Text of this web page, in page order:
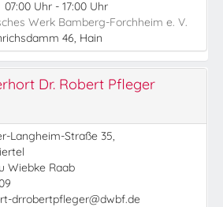
07:00 Uhr - 17:00 Uhr
Werk Bamberg-Forchheim e. V.
46, Hain
Dr. Robert Pfleger
Langheim-Straße 35,
Wiebke Raab
drrobertpfleger@dwbf.de